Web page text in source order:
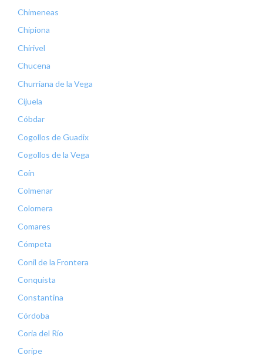
Chimeneas
Chipiona
Chirivel
Chucena
Churriana de la Vega
Cijuela
Cóbdar
Cogollos de Guadix
Cogollos de la Vega
Coín
Colmenar
Colomera
Comares
Cómpeta
Conil de la Frontera
Conquista
Constantina
Córdoba
Coria del Río
Coripe